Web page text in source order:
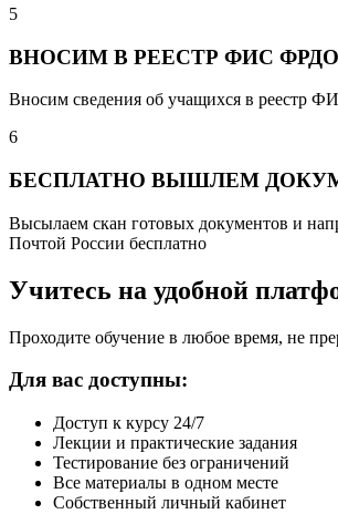
5
ВНОСИМ В РЕЕСТР ФИС ФРДО
Вносим сведения об учащихся в реестр
6
БЕСПЛАТНО ВЫШЛЕМ
Высылаем скан готовых документов и
Почтой России бесплатно
Учитесь на удобной
Проходите обучение в любое время, не
Для вас доступны:
Доступ к курсу 24/7
Лекции и практические задания
Тестирование без ограничений
Все материалы в одном месте
Собственный личный кабинет